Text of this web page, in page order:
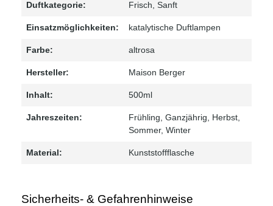
Duftkategorie: Frisch , Sanft
Einsatzmöglichkeiten: katalytische Duftlampen
Farbe: altrosa
Hersteller: Maison Berger
Inhalt: 500ml
Jahreszeiten: Frühling , Ganzjährig , Herbst
Sommer, Winter
Material: Kunststoffflasche
Sicherheits- & Gefahrenhinweise